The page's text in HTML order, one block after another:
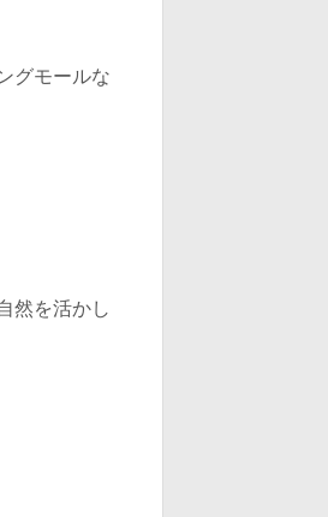
グモールな
然を活かし